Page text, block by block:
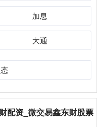
加息
大通
配资_微交易鑫东财股票